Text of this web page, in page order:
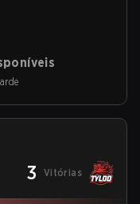
3 Vitórias